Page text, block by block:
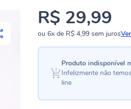
R$ 29,99
ou 6xde R$ 4,99sem juros
Produto indisponível
Infelizmente não
line